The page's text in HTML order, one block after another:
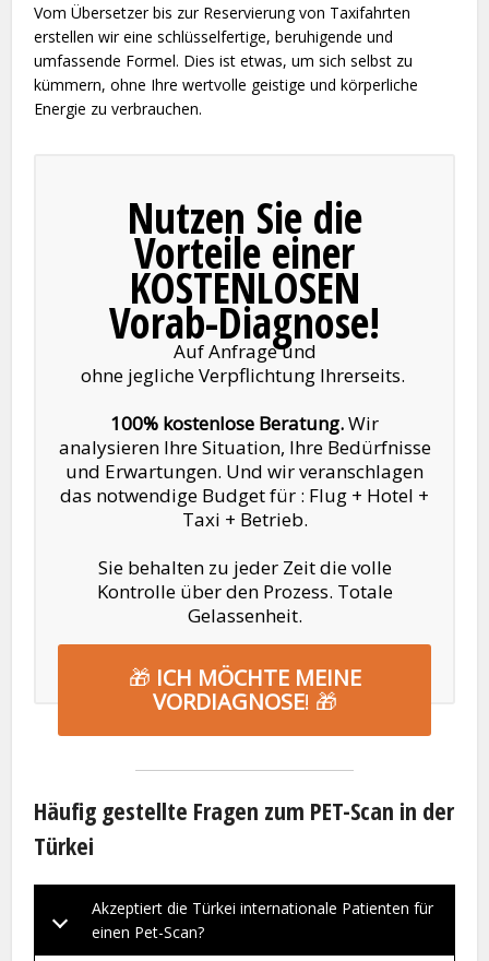
Vom Übersetzer bis zur Reservierung von Taxifahrten
erstellen wir eine schlüsselfertige, beruhigende und
umfassende Formel. Dies ist etwas, um sich selbst zu
kümmern, ohne Ihre wertvolle geistige und körperliche
Energie zu verbrauchen.
Nutzen Sie die
Vorteile einer
KOSTENLOSEN
Vorab-Diagnose!
Auf Anfrage und
ohne jegliche Verpflichtung Ihrerseits.
100% kostenlose Beratung.Wir
analysieren Ihre Situation, Ihre Bedürfnisse
und Erwartungen. Und wir veranschlagen
das notwendige Budget für : Flug + Hotel +
Taxi + Betrieb.
Sie behalten zu jeder Zeit die volle
Kontrolle über den Prozess. Totale
Gelassenheit.
🎁 ICH MÖCHTE MEINE
VORDIAGNOSE! 🎁
Häufig gestellte Fragen zum PET-Scan in der
Türkei
Akzeptiert die Türkei internationale Patienten für
einen Pet-Scan?